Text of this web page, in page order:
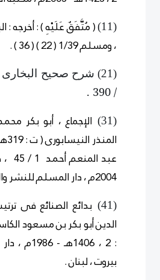
(
11
)( مُتَّفَقٌ عَلَيْهِ ):
، ومسلم 1/39 ( 22 ) ( 36 ) .
(
21
)
/ 390 .
(
31
) الإجماع ، أبو بكر
2004م ، دار المسلم للنشر والتوزيع .
(
41
) بدائع الصنائع فى
: 2 ، 1406هـ
بيروت ، لبنان .